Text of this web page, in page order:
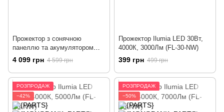
Прожектор з сонячною
панеллю та акумулятором
Videx LED 30W 5000 К (VL-
FSO-1005)
4 099 грн 4 599 грн
Прожектор Ilumia LED 30Вт,
4000К, 3000Лм (FL-30-NW)
399 грн 499 грн
РОЗПРОДАЖ
−42%
РОЗПРОДАЖ
−50%